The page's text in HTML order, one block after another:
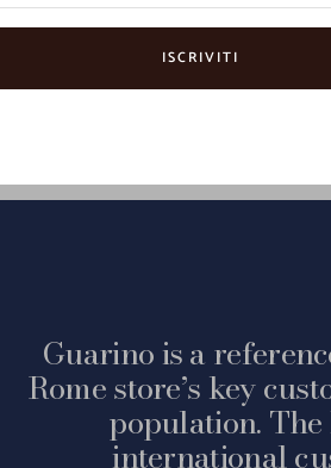
ISCRIVITI
Guarino is a
Rome store’s key
population.
international